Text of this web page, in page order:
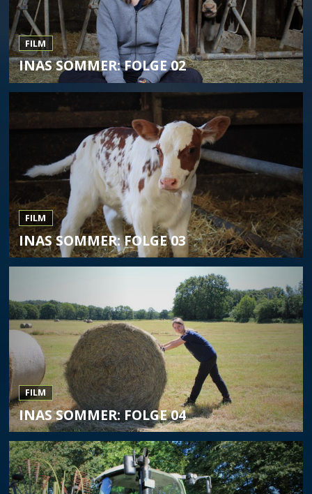
FILM
INAS SOMMER: FOLGE 02
FILM
INAS SOMMER: FOLGE 03
FILM
INAS SOMMER: FOLGE 04